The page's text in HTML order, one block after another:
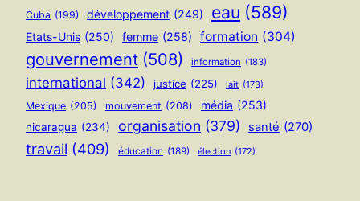
Cuba (199) développement (249) eau (589)
Etats-Unis (250) femme (258) formation (304)
gouvernement (508) information (183)
international (342) justice (225) lait (173)
Mexique (205) mouvement (208) média (253)
nicaragua (234) organisation (379) santé (270)
travail (409) éducation (189) élection (172)